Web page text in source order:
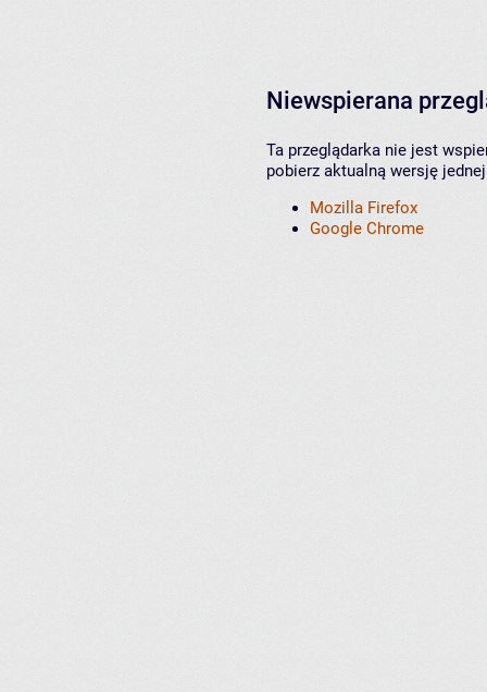
Niewspierana
Ta przeglądarka nie jest
pobierz aktualną wersję
Mozilla Firefox
Google Chrome